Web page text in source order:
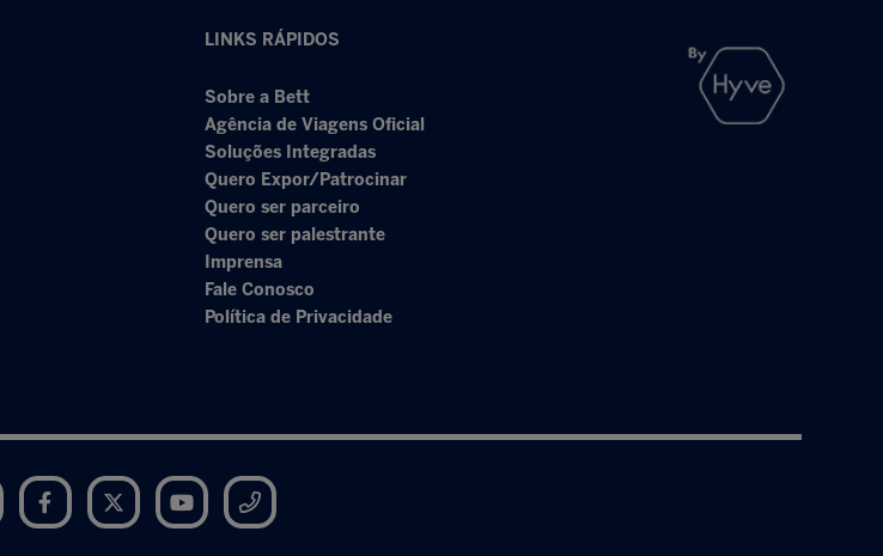
LINKS RÁPIDOS
Sobre a Bett
Agência de Viagens Oficial
Soluções Integradas
Quero Expor/Patrocinar
Quero ser parceiro
Quero ser palestrante
Imprensa
Fale Conosco
Política de Privacidade
LinkedIn Facebook Twitter YouTube